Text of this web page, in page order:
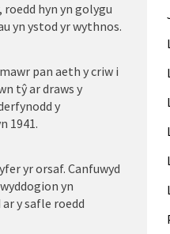
roedd hyn yn golygu
yn ystod yr wythnos.
pan aeth y criw i
tŷ ar draws y
y
1941.
yr orsaf. Canfuwyd
yn
y safle roedd